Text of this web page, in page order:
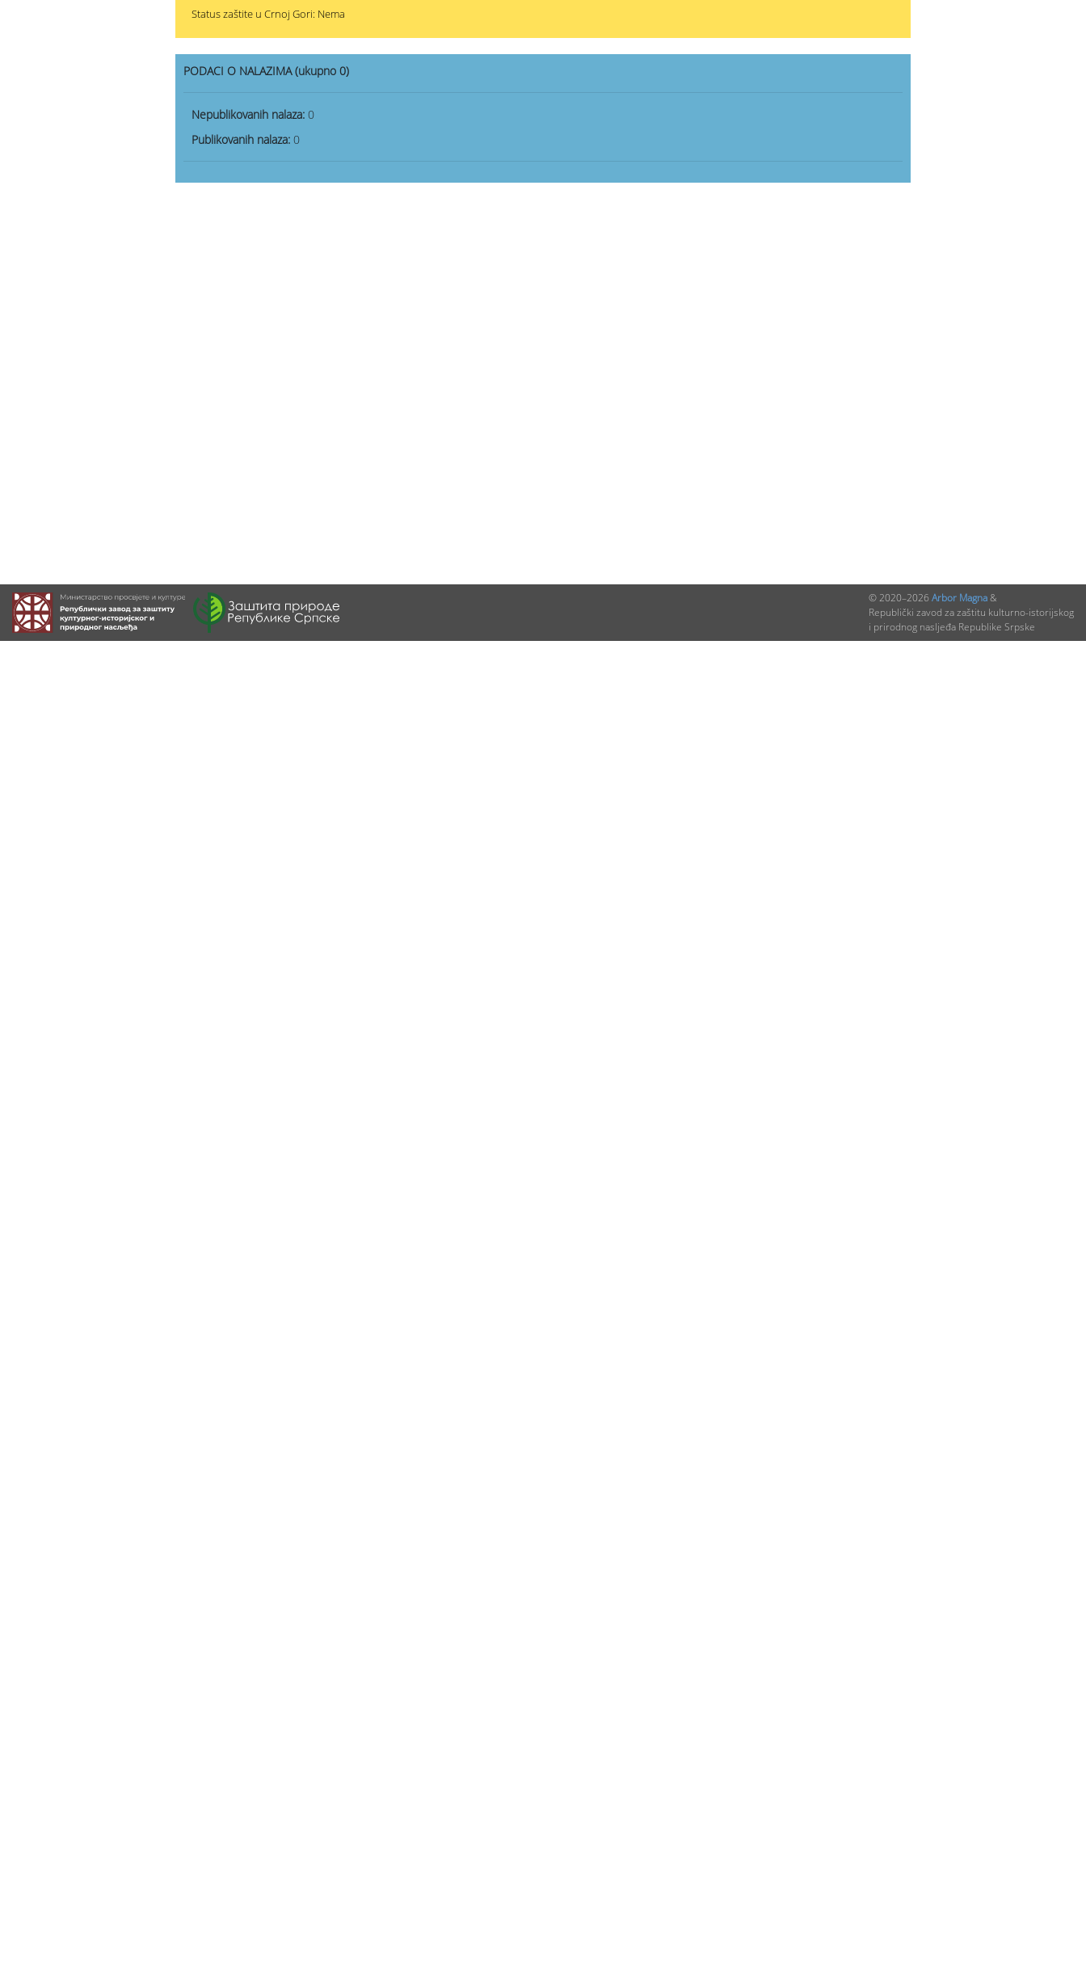
Status zaštite u Crnoj Gori: Nema
PODACI O NALAZIMA (ukupno 0)
Nepublikovanih nalaza: 0
Publikovanih nalaza: 0
© 2020–2026 Arbor Magna&
Republički zavod za zaštitu kulturno-istorijskog
i prirodnog nasljeđa Republike Srpske